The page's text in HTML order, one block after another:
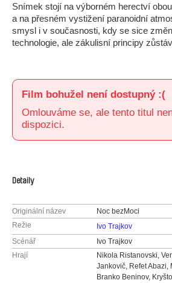
Snímek stojí na výborném herectví
a na přesném vystižení paranoidní
smysl i v současnosti, kdy se sice
technologie, ale zákulisní principy
Film bohužel není dostupný :(
Omlouváme se, ale tento titul
dispozici.
Detaily
Originální název
Noc bezMoci
Režie
Ivo Trajkov
Scénář
Ivo Trajkov
Hrají
Nikola Ristanovski,
Jankovič, Refet Abazi,
Branko Beninov,